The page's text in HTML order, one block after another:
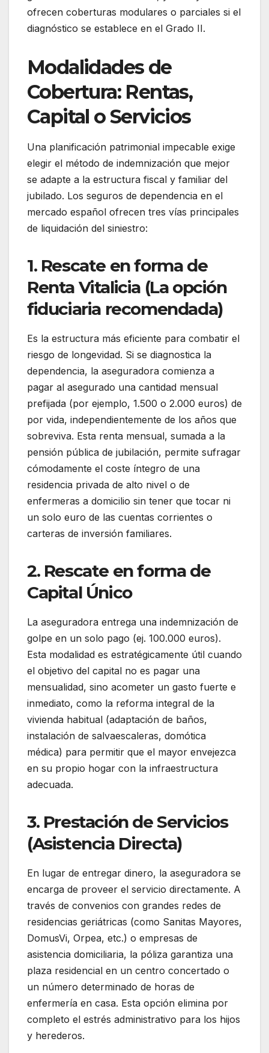
ofrecen coberturas modulares o parciales si el
diagnóstico se establece en el Grado II.
Modalidades de
Cobertura: Rentas,
Capital o Servicios
Una planificación patrimonial impecable exige
elegir el método de indemnización que mejor
se adapte a la estructura fiscal y familiar del
jubilado. Los seguros de dependencia en el
mercado español ofrecen tres vías principales
de liquidación del siniestro:
1. Rescate en forma de
Renta Vitalicia (La opción
fiduciaria recomendada)
Es la estructura más eficiente para combatir el
riesgo de longevidad. Si se diagnostica la
dependencia, la aseguradora comienza a
pagar al asegurado una cantidad mensual
prefijada (por ejemplo, 1.500 o 2.000 euros) de
por vida, independientemente de los años que
sobreviva. Esta renta mensual, sumada a la
pensión pública de jubilación, permite sufragar
cómodamente el coste íntegro de una
residencia privada de alto nivel o de
enfermeras a domicilio sin tener que tocar ni
un solo euro de las cuentas corrientes o
carteras de inversión familiares.
2. Rescate en forma de
Capital Único
La aseguradora entrega una indemnización de
golpe en un solo pago (ej. 100.000 euros).
Esta modalidad es estratégicamente útil cuando
el objetivo del capital no es pagar una
mensualidad, sino acometer un gasto fuerte e
inmediato, como la reforma integral de la
vivienda habitual (adaptación de baños,
instalación de salvaescaleras, domótica
médica) para permitir que el mayor envejezca
en su propio hogar con la infraestructura
adecuada.
3. Prestación de Servicios
(Asistencia Directa)
En lugar de entregar dinero, la aseguradora se
encarga de proveer el servicio directamente. A
través de convenios con grandes redes de
residencias geriátricas (como Sanitas Mayores,
DomusVi, Orpea, etc.) o empresas de
asistencia domiciliaria, la póliza garantiza una
plaza residencial en un centro concertado o
un número determinado de horas de
enfermería en casa. Esta opción elimina por
completo el estrés administrativo para los hijos
y herederos.